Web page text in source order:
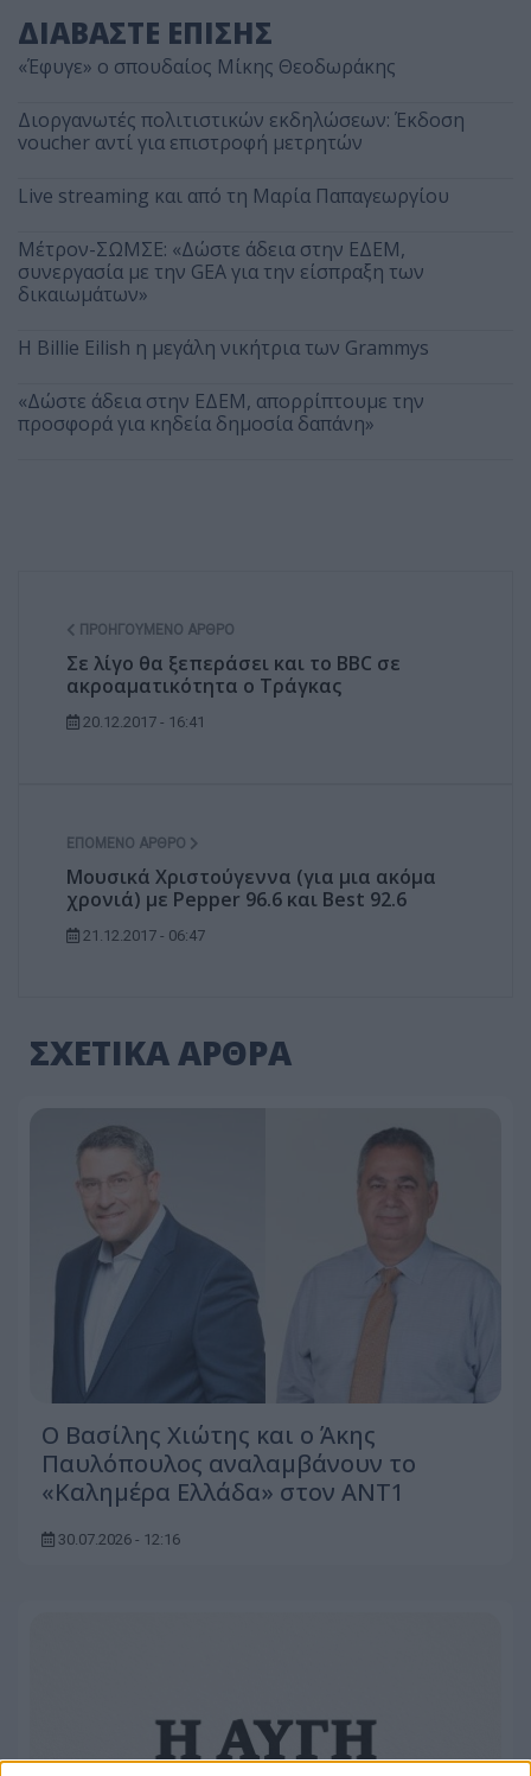
ΔΙΑΒΑΣΤΕ ΕΠΙΣΗΣ
«Έφυγε» ο σπουδαίος Μίκης Θεοδωράκης
Διοργανωτές πολιτιστικών εκδηλώσεων: Έκδοση
voucher αντί για επιστροφή μετρητών
Live streaming και από τη Μαρία Παπαγεωργίου
Μέτρον-ΣΩΜΣΕ: «Δώστε άδεια στην ΕΔΕΜ,
συνεργασία με την GEA για την είσπραξη των
δικαιωμάτων»
Η Billie Eilish η μεγάλη νικήτρια των Grammys
«Δώστε άδεια στην ΕΔΕΜ, απορρίπτουμε την
προσφορά για κηδεία δημοσία δαπάνη»
ΠΡΟΗΓΟΎΜΕΝΟ ΆΡΘΡΟ
Σε λίγο θα ξεπεράσει και το BBC σε
ακροαματικότητα ο Τράγκας
20.12.2017 - 16:41
ΕΠΌΜΕΝΟ ΆΡΘΡΟ
Μουσικά Χριστούγεννα (για μια ακόμα
χρονιά) με Pepper 96.6 και Best 92.6
21.12.2017 - 06:47
ΣΧΕΤΙΚΑ ΑΡΘΡΑ
Ο Βασίλης Χιώτης και ο Άκης
Παυλόπουλος αναλαμβάνουν το
«Καλημέρα Ελλάδα» στον ΑΝΤ1
30.07.2026 - 12:16